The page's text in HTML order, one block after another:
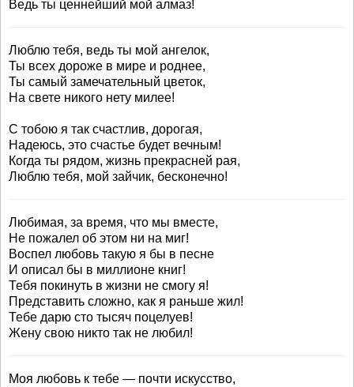
Ведь ты ценнейший мой алмаз!
Люблю тебя, ведь ты мой ангелок,
Ты всех дороже в мире и роднее,
Ты самый замечательный цветок,
На свете никого нету милее!
С тобою я так счастлив, дорогая,
Надеюсь, это счастье будет вечным!
Когда ты рядом, жизнь прекрасней рая,
Люблю тебя, мой зайчик, бесконечно!
Любимая, за время, что мы вместе,
Не пожалел об этом ни на миг!
Воспел любовь такую я бы в песне
И описал бы в миллионе книг!
Тебя покинуть в жизни не смогу я!
Представить сложно, как я раньше жил!
Тебе дарю сто тысяч поцелуев!
Жену свою никто так не любил!
Моя любовь к тебе — почти искусство,